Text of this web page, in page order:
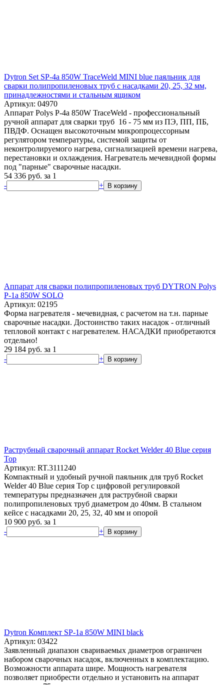
Dytron Set SP-4a 850W TraceWeld MINI blue паяльник для
сварки полипропиленовых труб с насадками 20, 25, 32 мм,
принадлежностями и стальным ящиком
Артикул: 04970
Аппарат Polys P-4a 850W TraceWeld - профессиональный
ручной аппарат для сварки труб 16 - 75 мм из ПЭ, ПП, ПБ,
ПВДФ. Оснащен высокоточным микропроцессорным
регулятором температуры, системой защиты от
неконтролируемого нагрева, сигнализацией времени нагрева,
перестановки и охлаждения. Нагреватель мечевидной формы
под "парные" сварочные насадки.
54 336 руб. за 1
-
+ В корзину
Аппарат для сварки полипропиленовых труб DYTRON Polys
P-1a 850W SOLO
Артикул: 02195
Форма нагревателя - мечевидная, с расчетом на т.н. парные
сварочные насадки. Достоинство таких насадок - отличный
тепловой контакт с нагревателем. НАСАДКИ приобретаются
отдельно!
29 184 руб. за 1
-
+ В корзину
Раструбный сварочный аппарат Rocket Welder 40 Blue серия
Top
Артикул: RT.3111240
Компактный и удобный ручной паяльник для труб Rocket
Welder 40 Blue серия Top с цифровой регулировкой
температуры предназначен для раструбной сварки
полипропиленовых труб диаметром до 40мм. В стальном
кейсе с насадками 20, 25, 32, 40 мм и опорой
10 900 руб. за 1
-
+ В корзину
Dytron Комплект SP-1a 850W MINI black
Артикул: 03422
Заявленный диапазон свариваемых диаметров ограничен
набором сварочных насадок, включенных в комплектацию.
Возможности аппарата шире. Мощность нагревателя
позволяет приобрести отдельно и установить на аппарат